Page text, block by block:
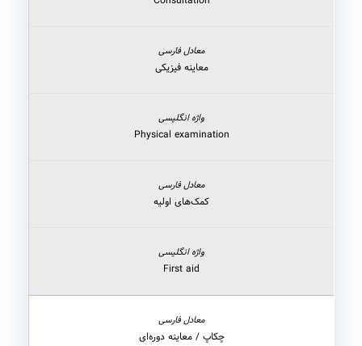
معاینه فیزیکی
Physical examination
کمک‌های اولیه
First aid
چکاپ / معاینه دوره‌ای